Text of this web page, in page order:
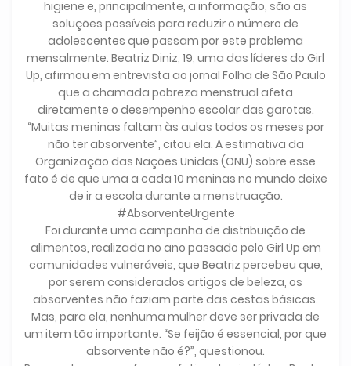
higiene e, principalmente, a informação, são as
soluções possíveis para reduzir o número de
adolescentes que passam por este problema
mensalmente. Beatriz Diniz, 19, uma das líderes do Girl
Up, afirmou em entrevista ao jornal Folha de São Paulo
que a chamada pobreza menstrual afeta
diretamente o desempenho escolar das garotas.
“Muitas meninas faltam às aulas todos os meses por
não ter absorvente”, citou ela. A estimativa da
Organização das Nações Unidas (ONU) sobre esse
fato é de que uma a cada 10 meninas no mundo deixe
de ir a escola durante a menstruação.
#AbsorventeUrgente
Foi durante uma campanha de distribuição de
alimentos, realizada no ano passado pelo Girl Up em
comunidades vulneráveis, que Beatriz percebeu que,
por serem considerados artigos de beleza, os
absorventes não faziam parte das cestas básicas.
Mas, para ela, nenhuma mulher deve ser privada de
um item tão importante. “Se feijão é essencial, por que
absorvente não é?”, questionou.